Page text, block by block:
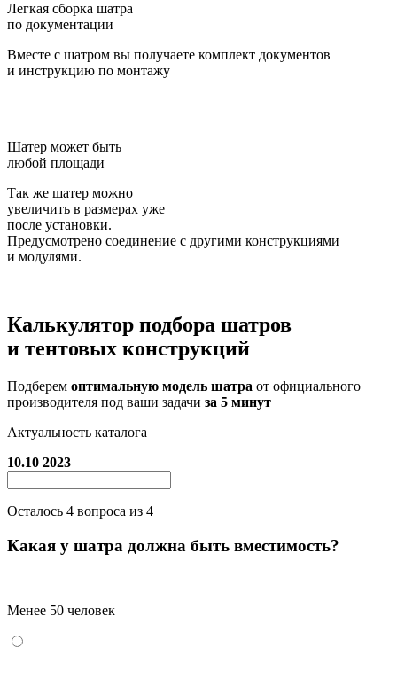
Легкая сборка шатра
по документации
Вместе с шатром вы получаете комплект документов
и инструкцию по монтажу
Шатер может быть
любой площади
Так же шатер можно
увеличить в размерах уже
после установки.
Предусмотрено соединение с другими конструкциями
и модулями.
Калькулятор подбора шатров
и тентовых конструкций
Подберем оптимальную модель шатра от официального
производителя под ваши задачи за 5 минут
Актуальность каталога
10.10 2023
Осталось 4 вопроса из 4
Какая у шатра должна быть вместимость?
Менее 50 человек